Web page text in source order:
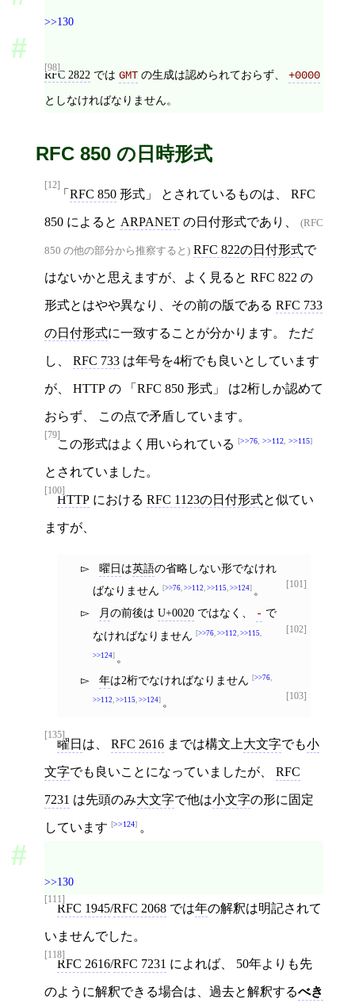
>>130
[98]
RFC 2822 では GMT の生成は認められておらず、 +0000
としなければなりません。
RFC 850 の日時形式
[12]
RFC 850 形式 とされているものは、 RFC
850 によると ARPANET の日付形式であり、 (RFC
850 の他の部分から推察すると) RFC 822の日付形式で
はないかと思えますが、よく見ると RFC 822 の
形式とはやや異なり、その前の版である RFC 733
の日付形式に一致することが分かります。 ただ
し、 RFC 733 は年号を4桁でも良いとしています
が、 HTTP の RFC 850 形式 は2桁しか認めて
おらず、 この点で矛盾しています。
[79]
この形式はよく用いられている >>76 >>112 >>115
とされていました。
[100]
HTTP における RFC 1123の日付形式と似てい
ますが、
[101]
曜日は英語の省略しない形でなけれ
ばなりません
>>76, >>112, >>115, >>124 。
[102]
月の前後はU+0020 ではなく、 - で
なければなりません
>>76, >>112, >>115,
>>124 。
[103]
年は2桁でなければなりません >>76,
>>112, >>115, >>124 。
[135]
曜日 は、 RFC 2616 までは構文上大文字でも小
文字でも良いことになっていましたが、 RFC
7231 は先頭のみ大文字で他は小文字の形に固定
しています >>124 。
>>130
[111]
RFC 1945/RFC 2068 では年の解釈は明記されて
いませんでした。
[118]
RFC 2616/RFC 7231 によれば、 50年よりも先
のように解釈できる場合は、過去と解釈するべき